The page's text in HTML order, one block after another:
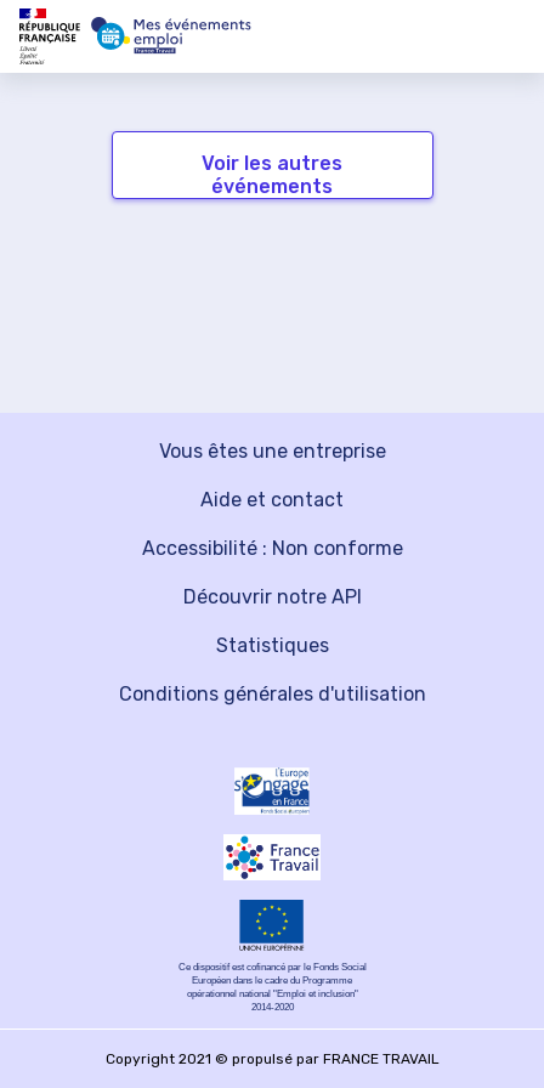
Voir les autres
événements
Vous êtes une entreprise
Découvrir notre API
Aide et contact
Statistiques
Accessibilité : Non conforme
Conditions générales d'utilisation
Ce dispositif est cofinancé par le Fonds Social
Européen dans le cadre du Programme
opérationnel national "Emploi et inclusion"
2014-2020
Copyright 2021 © propulsé par FRANCE TRAVAIL